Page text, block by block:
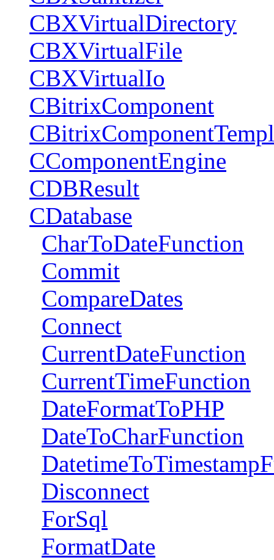
CBXVirtualDirectory
CBXVirtualFile
CBXVirtualIo
CBitrixComponent
CComponentEngine
CDBResult
CDatabase
CharToDateFunction
Commit
CompareDates
Connect
CurrentDateFunction
CurrentTimeFunction
DateFormatToPHP
DateToCharFunction
Disconnect
ForSql
FormatDate